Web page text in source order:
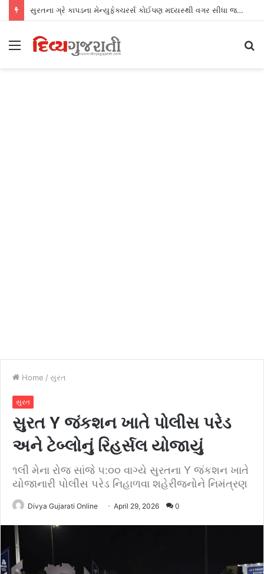
સુરતના ગ્રે કાપડના મેન્યુફેક્ચરર્સ કોઈપણ મધ્યસ્થી વગર સીધા જ શ્રીલંકાના આધુનિક ગારમેન્ટ યુનિટ્સને ફેબ્રિક એક્સપોર્ટ કરી શકશે
Menu
Home / સુરત
સુરત
સુરત Y જંકશન ખાતે પોલીસ પરેડ
અને ટેબ્લોનું રિહર્સલ યોજાયું
૧લી મેના રોજ સાંજે ૫:૦૦ વાગ્યે સુરતના Y જંકશન ખાતે
યોજાનારી પોલીસ પરેડ નિહાળવા શહેરીજનોને નિમંત્રણ
Divya Gujarati Online April 29, 2026 0